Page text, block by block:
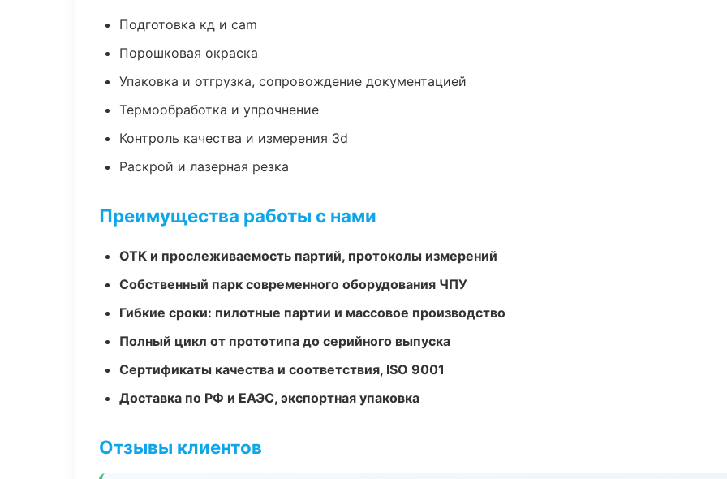
Подготовка кд и cam
Порошковая окраска
Упаковка и отгрузка, сопровождение документацией
Термообработка и упрочнение
Контроль качества и измерения 3d
Раскрой и лазерная резка
Преимущества работы с нами
ОТК и прослеживаемость партий, протоколы измерений
Собственный парк современного оборудования ЧПУ
Гибкие сроки: пилотные партии и массовое производство
Полный цикл от прототипа до серийного выпуска
Сертификаты качества и соответствия, ISO 9001
Доставка по РФ и ЕАЭС, экспортная упаковка
Отзывы клиентов